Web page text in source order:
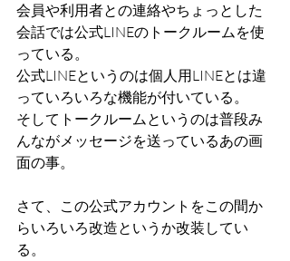
会員や利用者との連絡やちょっとした
会話では公式LINEのトークルームを使
っている。
公式LINEというのは個人用LINEとは違
っていろいろな機能が付いている。
そしてトークルームというのは普段み
んながメッセージを送っているあの画
面の事。
さて、この公式アカウントをこの間か
らいろいろ改造というか改装してい
る。